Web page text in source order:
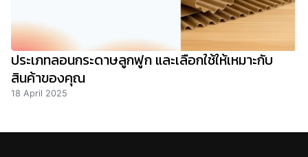
ประเภทลอนกระดาษลูกฟูก และเลือกใช้ให้เหมาะกับ
สินค้าของคุณ
18 April 2025